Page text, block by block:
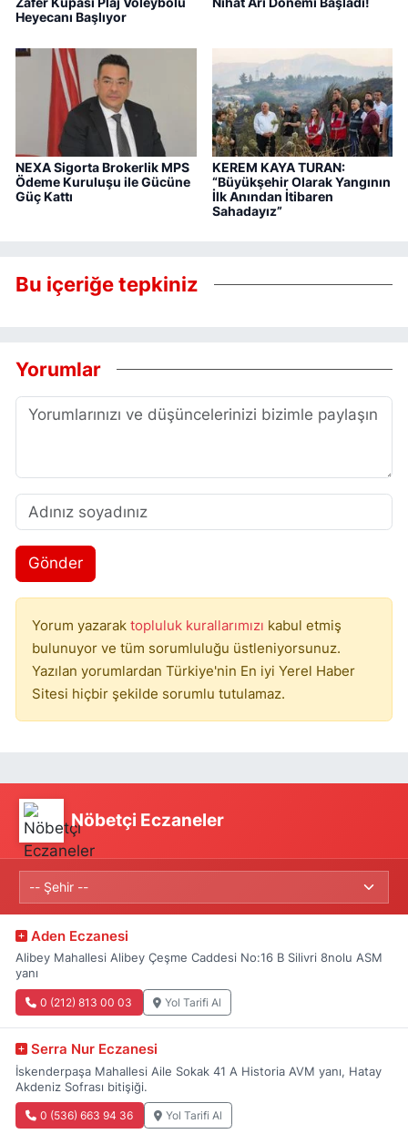
Heyecanı Başlıyor
NEXA Sigorta Brokerlik MPS
Ödeme Kuruluşu ile Gücüne
Güç Kattı
KEREM KAYA TURAN:
“Büyükşehir Olarak Yangının
İlk Anından İtibaren
Sahadayız”
Bu içeriğe tepkiniz
Yorumlar
Gönder
Yorum yazarak topluluk kurallarımızı kabul etmiş
bulunuyor ve tüm sorumluluğu üstleniyorsunuz.
Yazılan yorumlardan Türkiye'nin En iyi Yerel Haber
Sitesi hiçbir şekilde sorumlu tutulamaz.
Nöbetçi Eczaneler
Aden Eczanesi
Alibey Mahallesi Alibey Çeşme Caddesi No:16 B Silivri 8nolu ASM
yanı
0 (212) 813 00 03 Yol Tarifi Al
Serra Nur Eczanesi
İskenderpaşa Mahallesi Aile Sokak 41 A Historia AVM yanı, Hatay
Akdeniz Sofrası bitişiği.
0 (536) 663 94 36 Yol Tarifi Al